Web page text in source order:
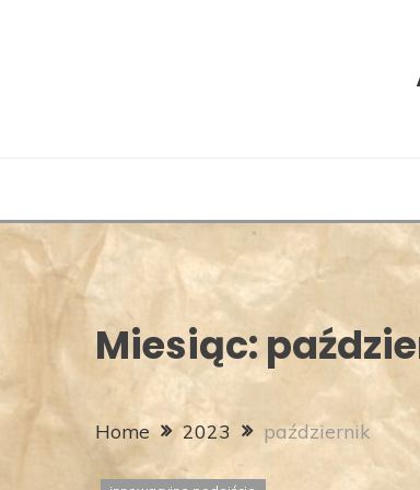
Miesiąc:
Home 2023 październik